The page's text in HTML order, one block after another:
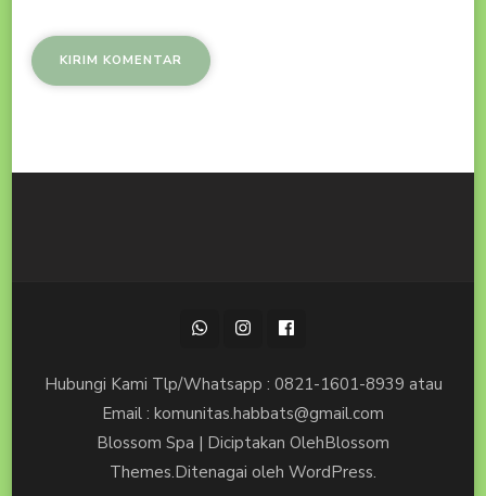
Hubungi Kami Tlp/Whatsapp : 0821-1601-8939 atau
Email : komunitas.habbats@gmail.com
Blossom Spa | Diciptakan OlehBlossom
Themes.Ditenagai oleh WordPress.